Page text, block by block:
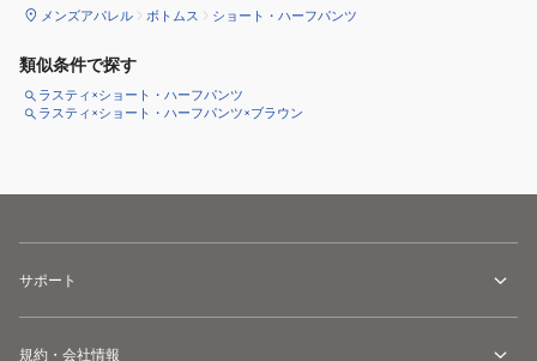
メンズアパレル ボトムス ショート・ハーフパンツ
類似条件で探す
ラスティ×ショート・ハーフパンツ
ラスティ×ショート・ハーフパンツ×ブラウン
サポート
規約・会社情報